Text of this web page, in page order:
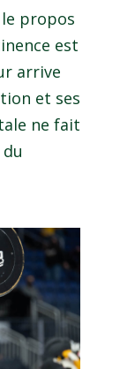
propos
est
arrive
et ses
ne fait